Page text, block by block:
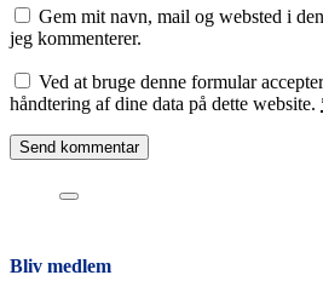
Gem mit navn, mail og websted i
jeg kommenterer.
Ved at bruge denne formular
håndtering af dine data på dette website.
Bliv medlem